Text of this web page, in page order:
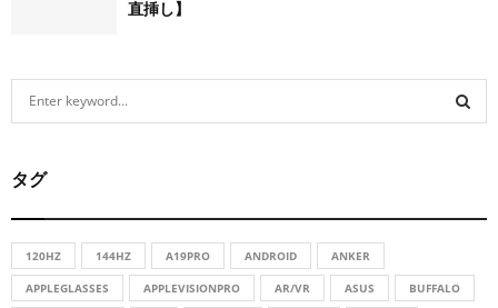
直挿し】
c
r
:
R
タグ
120HZ 144HZ A19PRO ANDROID ANKER
APPLEGLASSES APPLEVISIONPRO AR/VR ASUS BUFFALO